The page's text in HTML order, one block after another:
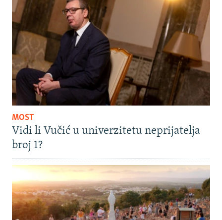
MOST
Vidi li Vučić u univerzitetu neprijatelja
broj 1?